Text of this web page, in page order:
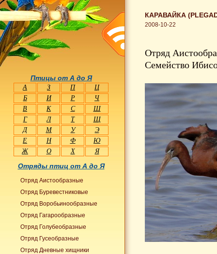
КАРАВАЙКА
2008-10-22
Отряд
Семейство
Птицы от А до Я
А З П
Ц
Б
И Р
Ч
В
К С
Ш
Г
Л Т
Щ
Д
М У
Э
Е
Н Ф
Ю
Ж
О Х Я
Отряды птиц от А до Я
Отряд Аистообразные
Отряд Буревестниковые
Отряд Воробьинообразные
Отряд Гагарообразные
Отряд Голубеобразные
Отряд Гусеобразные
Отряд Дневные хищники